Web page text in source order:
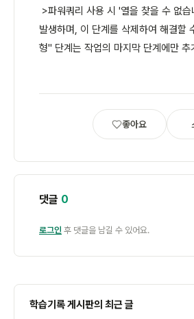
>파워쿼리 사용 시 '열을 찾을 수 없
발생하며, 이 단계를 삭제하여 해결할
형" 단계는 작업의 마지막 단계에만 추
좋아요
댓글 0
로그인 후 댓글을 남길 수 있어요.
학습기록 게시판의 최근 글